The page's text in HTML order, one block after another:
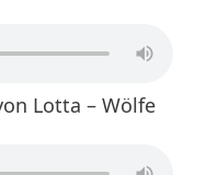
Lotta – Wölfe